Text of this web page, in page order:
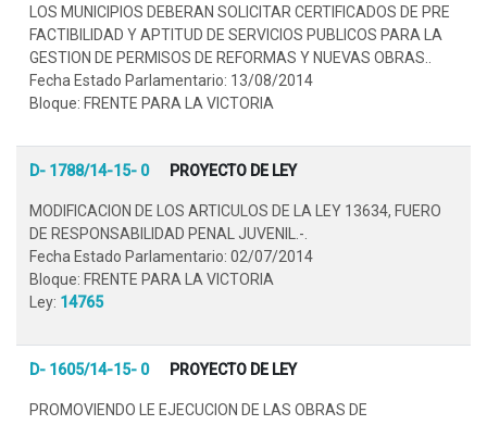
LOS MUNICIPIOS DEBERAN SOLICITAR CERTIFICADOS DE PRE
FACTIBILIDAD Y APTITUD DE SERVICIOS PUBLICOS PARA LA
GESTION DE PERMISOS DE REFORMAS Y NUEVAS OBRAS..
Fecha Estado Parlamentario: 13/08/2014
Bloque: FRENTE PARA LA VICTORIA
D- 1788/14-15- 0 PROYECTO DE LEY
MODIFICACION DE LOS ARTICULOS DE LA LEY 13634, FUERO
DE RESPONSABILIDAD PENAL JUVENIL.-.
Fecha Estado Parlamentario: 02/07/2014
Bloque: FRENTE PARA LA VICTORIA
Ley: 14765
D- 1605/14-15- 0 PROYECTO DE LEY
PROMOVIENDO LE EJECUCION DE LAS OBRAS DE